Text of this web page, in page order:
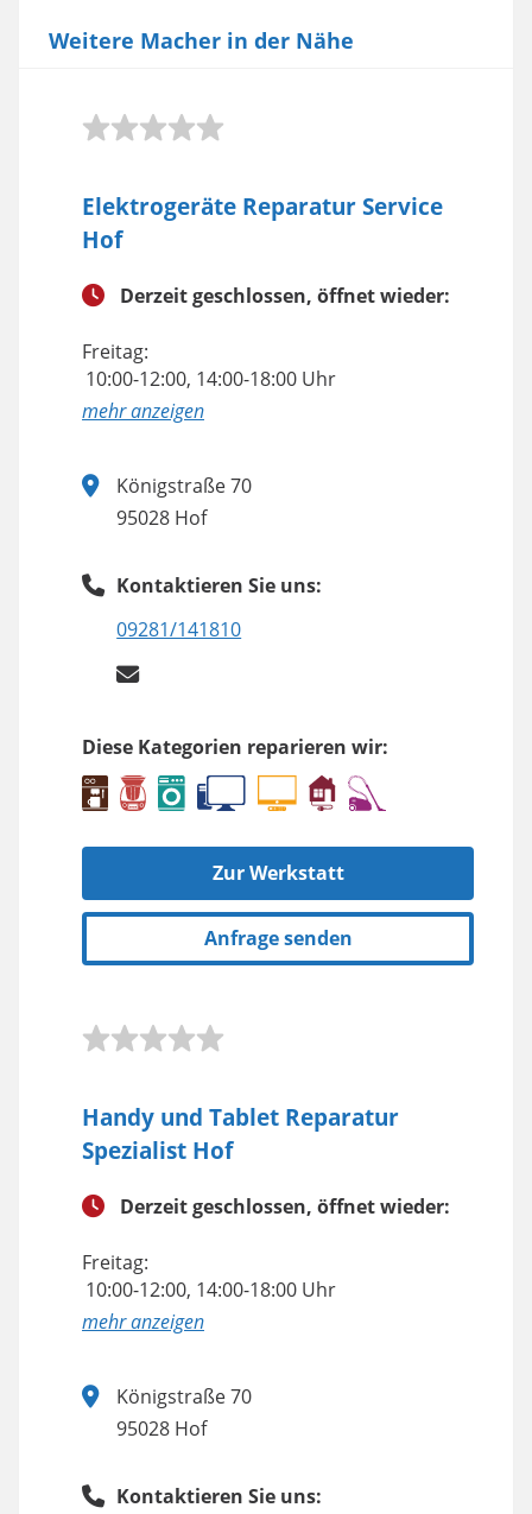
Weitere Macher in der Nähe
Elektrogeräte Reparatur Service
Hof
Derzeit geschlossen, öffnet wieder:
Freitag:
10:00-12:00, 14:00-18:00 Uhr
anzeigen
Königstraße 70
95028 Hof
Kontaktieren Sie uns:
09281/141810
Diese Kategorien reparieren wir:
Zur Werkstatt
Anfrage senden
Handy und Tablet Reparatur
Spezialist Hof
Derzeit geschlossen, öffnet wieder:
Freitag:
10:00-12:00, 14:00-18:00 Uhr
anzeigen
Königstraße 70
95028 Hof
Kontaktieren Sie uns: